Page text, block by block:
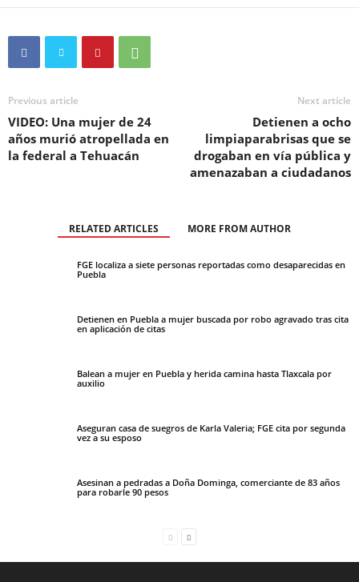
Previous article
VIDEO: Una mujer de 24
años murió atropellada en
la federal a Tehuacán
Next article
Detienen a ocho
limpiaparabrisas que se
drogaban en vía pública y
amenazaban a ciudadanos
RELATED ARTICLES MORE FROM AUTHOR
FGE localiza a siete personas reportadas como desaparecidas en
Puebla
Detienen en Puebla a mujer buscada por robo agravado tras cita
en aplicación de citas
Balean a mujer en Puebla y herida camina hasta Tlaxcala por
auxilio
Aseguran casa de suegros de Karla Valeria; FGE cita por segunda
vez a su esposo
Asesinan a pedradas a Doña Dominga, comerciante de 83 años
para robarle 90 pesos